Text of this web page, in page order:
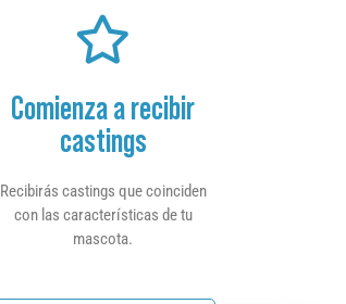
Comienza a recibir
castings
Recibirás castings que coinciden
con las características de tu
mascota.